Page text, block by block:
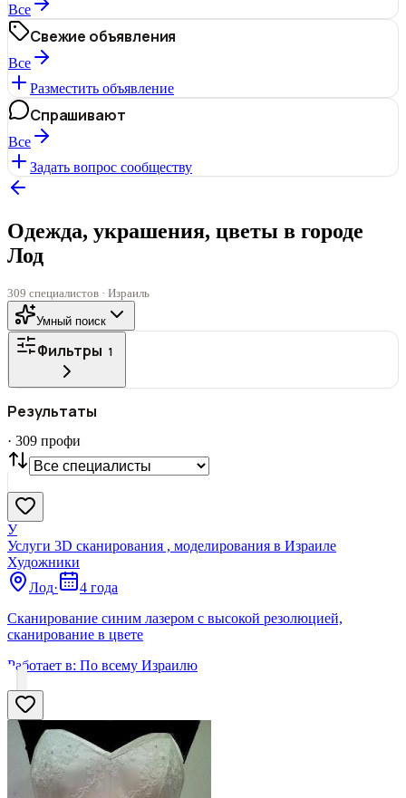
Все
Свежие объявления
Все
Разместить объявление
Спрашивают
Все
Задать вопрос сообществу
Одежда, украшения, цветы в городе
Лод
309 специалистов · Израиль
Умный поиск
Фильтры 1
Все
СТАТУС
VIP С фото
Нашли
Сбросить
Результаты
· 309 профи
У
Услуги 3D сканирования , моделирования в Израиле
Художники
Лод·
4 года
Сканирование синим лазером с высокой резолюцией,
сканирование в цвете
Работает в: По всему Израилю